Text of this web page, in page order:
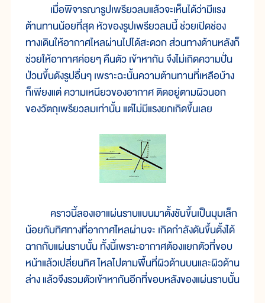
เมื่อพิจารณารูปเพรียวลมแล้วจะเห็นได้ว่ามีแรง
ต้านทานน้อยที่สุด หัวของรูปเพรียวลมนี้ ช่วยเปิดช่อง
ทางเดินให้อากาศไหลผ่านไปได้สะดวก ส่วนทางด้านหลังก็
ช่วยให้อากาศค่อยๆ คืนตัว เข้าหากัน จึงไม่เกิดความปั่น
ป่วนขึ้นดังรูปอื่นๆ เพราะฉะนั้นความต้านทานที่เหลือบ้าง
ก็เพียงแต่ ความเหนียวของอากาศ ติดอยู่ตามผิวนอก
ของวัตถุเพรียวลมเท่านั้น แต่ไม่มีแรงยกเกิดขึ้นเลย
คราวนี้ลองเอาแผ่นราบแบนมาตั้งชันขึ้นเป็นมุมเล็ก
น้อยกับทิศทางที่อากาศไหลผ่านจะ เกิดกำลังดันขึ้นตั้งได้
ฉากกับแผ่นราบนั้น ทั้งนี้เพราะอากาศต้องแยกตัวที่ขอบ
หน้าแล้วเปลี่ยนทิศ ไหลไปตามพื้นที่ผิวด้านบนและผิวด้าน
ล่าง แล้วจึงรวมตัวเข้าหากันอีกที่ขอบหลังของแผ่นราบนั้น